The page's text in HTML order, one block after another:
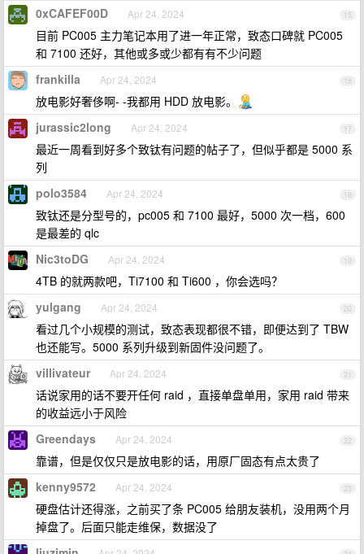
15
0xCAFEF00D Apr 24, 2024
目前 PC005 主力笔记本用了进一年正常，致态口碑就 PC005
和 7100 还好，其他或多或少都有有不少问题
16
frankilla Apr 24, 2024
放电影好奢侈啊- -我都用 HDD 放电影。
17
jurassic2long Apr 24, 2024
最近一周看到好多个致钛有问题的帖子了，但似乎都是 5000 系
列
18
polo3584 Apr 24, 2024
致钛还是分型号的，pc005 和 7100 最好，5000 次一档，600
是最差的 qlc
19
Nic3toDG Apr 24, 2024
4TB 的就两款吧，Ti7100 和 Ti600 ，你会选吗？
20
yulgang Apr 24, 2024
看过几个小规模的测试，致态表现都很不错，即便达到了 TBW
也还能写。5000 系列升级到新固件没问题了。
21
villivateur Apr 24, 2024
话说家用的话不要开任何 raid ，直接单盘单用，家用 raid 带来
的收益远小于风险
22
Greendays Apr 24, 2024
靠谱，但是仅仅只是放电影的话，用原厂固态有点太贵了
23
kenny9572 Apr 24, 2024
硬盘估计还得涨，之前买了条 PC005 给朋友装机，没用两个月
掉盘了。后面只能走维保，数据没了